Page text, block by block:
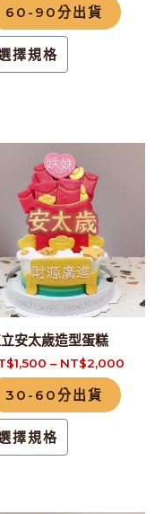
60-90分出貨
擇規格
產
品
選
項
安太歲造型蛋糕
1,500 – NT$2,000
30-60分出貨
擇規格
此
產
品
有
多
種
款
可
在
產
品